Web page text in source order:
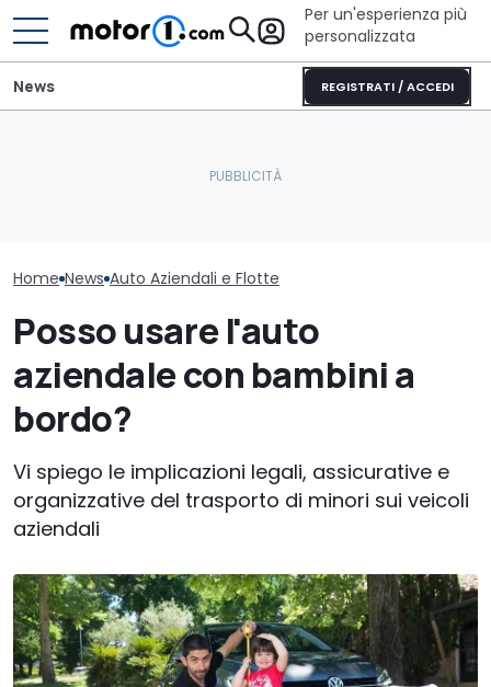
Per un'esperienza più
personalizzata
REGISTRATI / ACCEDI
News
Home News Auto Aziendali e Flotte
Posso usare l'auto
aziendale con bambini a
bordo?
Vi spiego le implicazioni legali, assicurative e
organizzative del trasporto di minori sui veicoli
aziendali